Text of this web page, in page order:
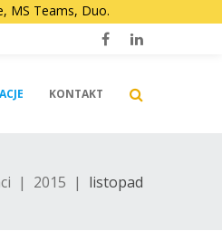
MS Teams, Duo.
KONTAKT
| 2015 | listopad